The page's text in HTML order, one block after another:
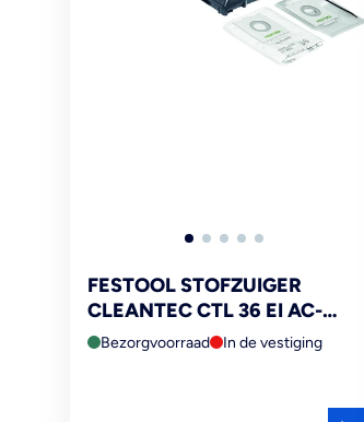
FESTOOL STOFZUIGER
CLEANTEC CTL 36 EI AC-
PLANEX
Bezorgvoorraad In de vestiging